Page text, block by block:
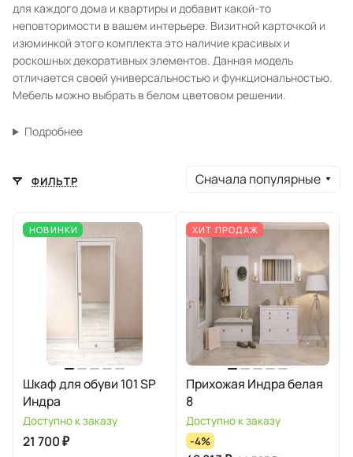
для каждого дома и квартиры и добавит какой-то
неповторимости в вашем интерьере. Визитной карточкой и
изюминкой этого комплекта это наличие красивых и
роскошных декоративных элементов. Данная модель
отличается своей универсальностью и функциональностью.
Мебель можно выбрать в белом цветовом решении.
Подробнее
ФИЛЬТР Сначала популярные
НОВИНКИ
Шкаф для обуви 101 SP
Индра
Доступно к заказу
21 700 ₽
ХИТ ПРОДАЖ
Прихожая Индра белая
8
Доступно к заказу
-4%